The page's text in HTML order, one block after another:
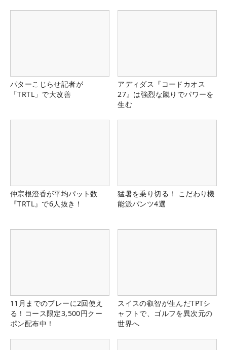
パターこじらせ記者が
「TRTL」で大改善
アディダス『コードカオス
27』は強烈な蹴りでパワーを
生む
仲宗根澄香が平均パット数
『TRTL』で6人抜き！
猛暑を乗り切る！ こだわり機
能派パンツ4選
11月までのプレーに2回使え
る！コース限定3,500円クー
ポン配布中！
スイスの叡智が生んだTPTシ
ャフトで、ゴルフを異次元の
世界へ